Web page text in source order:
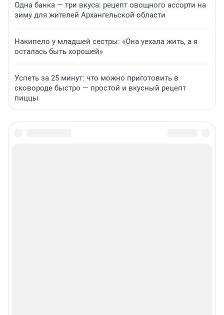
Одна банка — три вкуса: рецепт овощного ассорти на
зиму для жителей Архангельской области
Накипело у младшей сестры: «Она уехала жить, а я
осталась быть хорошей»
Успеть за 25 минут: что можно приготовить в
сковороде быстро — простой и вкусный рецепт
пиццы